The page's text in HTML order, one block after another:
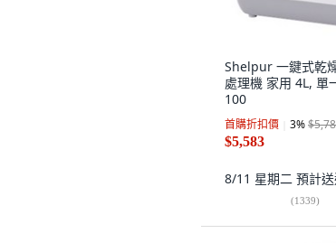
Shelpur 一鍵式乾
處理機 家用 4L, 單
100
首購折扣價 3%
$5,583
8/11 星期二 預計
(1339)